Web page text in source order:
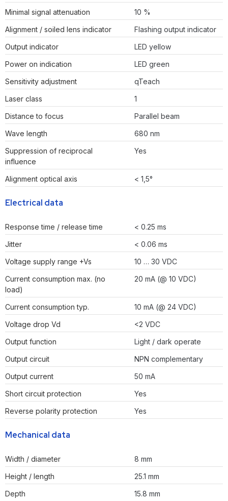
Minimal signal attenuation
10 %
Alignment / soiled lens indicator
Flashing output indicator
Output indicator
LED yellow
Power on indication
LED green
Sensitivity adjustment
qTeach
Laser class
1
Distance to focus
Parallel beam
Wave length
680 nm
Suppression of reciprocal
influence
Yes
Alignment optical axis < 1,5°
Electrical data
Response time / release time
< 0.25 ms
Jitter
< 0.06 ms
Voltage supply range +Vs
10 … 30 VDC
Current consumption max. (no
load)
20 mA (@ 10 VDC)
Current consumption typ.
10 mA (@ 24 VDC)
Voltage drop Vd
<2 VDC
Output function
Light / dark operate
Output circuit
NPN complementary
Output current
50 mA
Short circuit protection
Yes
Reverse polarity protection
Yes
Mechanical data
Width / diameter
8 mm
Height / length
25.1 mm
Depth
15.8 mm